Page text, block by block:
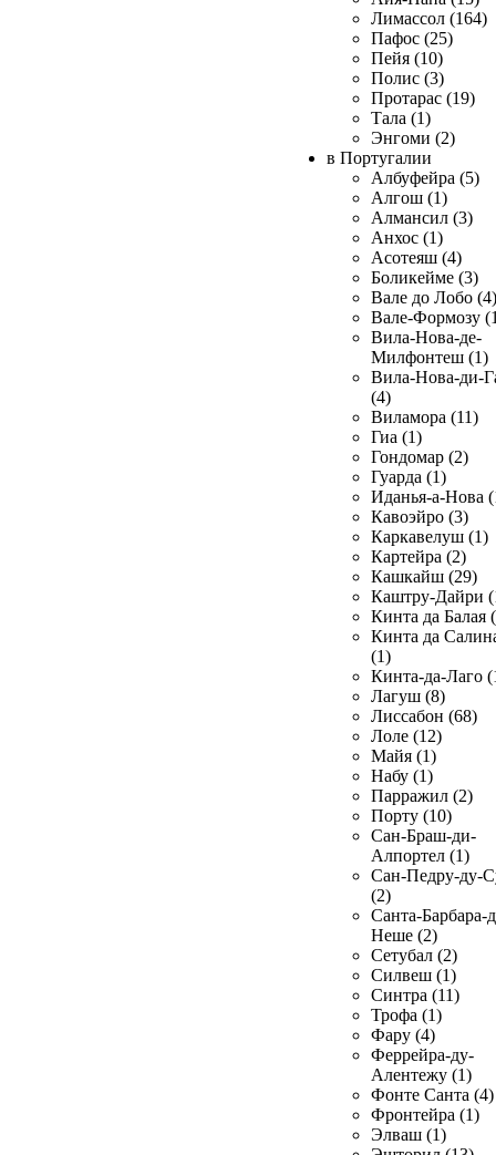
Лимассол (164)
Пафос (25)
Пейя (10)
Полис (3)
Протарас (19)
Тала (1)
Энгоми (2)
в Португалии
Албуфейра (5)
Алгош (1)
Алмансил (3)
Анхос (1)
Асотеяш (4)
Боликейме (3)
Вале до Лобо (4)
Вале-Формозу
Вила-Нова-де-
Милфонтеш (1)
Вила-Нова-ди-
(4)
Виламора (11)
Гиа (1)
Гондомар (2)
Гуарда (1)
Иданья-а-Нова
Кавоэйро (3)
Каркавелуш (1)
Картейра (2)
Кашкайш (29)
Каштру-Дайри
Кинта да Балая
Кинта да
(1)
Кинта-да-Лаго
Лагуш (8)
Лиссабон (68)
Лоле (12)
Майя (1)
Набу (1)
Парражил (2)
Порту (10)
Сан-Браш-ди-
Алпортел (1)
Сан-Педру-ду-
(2)
Санта-Барбара-
Неше (2)
Сетубал (2)
Силвеш (1)
Синтра (11)
Трофа (1)
Фару (4)
Феррейра-ду-
Алентежу (1)
Фонте Санта (4)
Фронтейра (1)
Элваш (1)